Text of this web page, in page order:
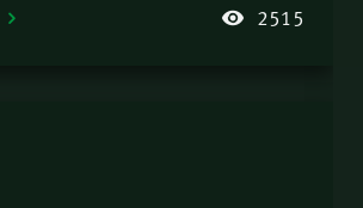
2515